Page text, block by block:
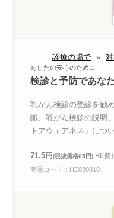
診療の場で »
あしたの安心のために
検診と予防であな
乳がん検診の受診を勧
識、乳がん検診の説明
トアウェアネス」につ
71.5円(税抜価格65円) B6変
商品コード：HE030810